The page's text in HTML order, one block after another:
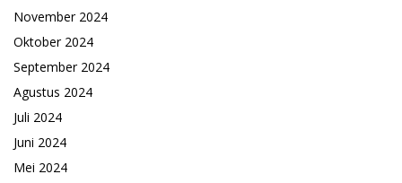
November 2024
Oktober 2024
September 2024
Agustus 2024
Juli 2024
Juni 2024
Mei 2024